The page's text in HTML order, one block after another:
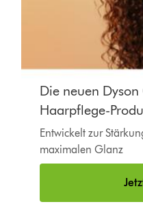
Die neuen
Haarpflege-
Entwickelt zur
maximalen Glanz